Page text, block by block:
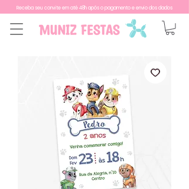
Receba seu convite em até 48h após o pagamento e envio dos dados